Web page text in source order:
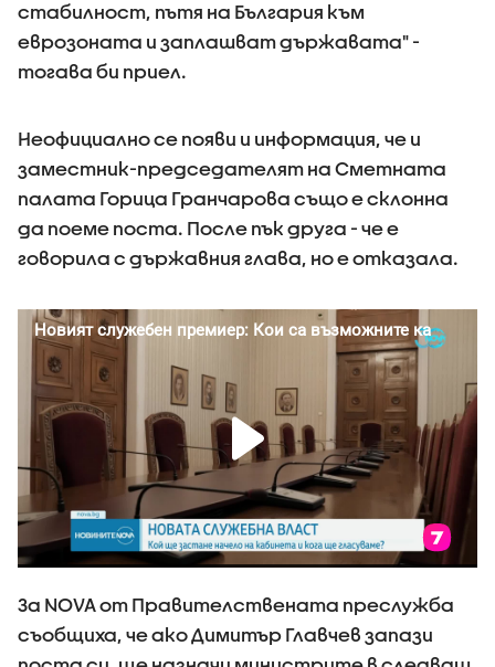
стабилност, пътя на България към
еврозоната и заплашват държавата" -
тогава би приел.
Неофициално се появи и информация, че и
заместник-председателят на Сметната
палата Горица Гранчарова също е склонна
да поеме поста. После пък друга - че е
говорила с държавния глава, но е отказала.
За NOVA от Правителствената преслужба
съобщиха, че ако Димитър Главчев запази